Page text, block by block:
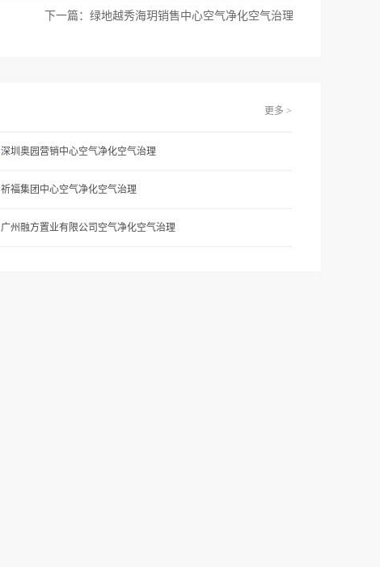
下一篇： 绿地越秀海玥销售中心空气净化空气治理
更多 >
深圳奥园营销中心空气净化空气治理
祈福集团中心空气净化空气治理
广州融方置业有限公司空气净化空气治理